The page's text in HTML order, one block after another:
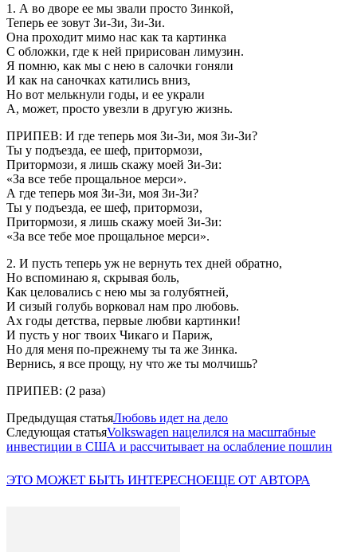
1. А во дворе ее мы звали просто Зинкой,
Теперь ее зовут Зи-Зи, Зи-Зи.
Она проходит мимо нас как та картинка
С обложки, где к ней пририсован лимузин.
Я помню, как мы с нею в салочки гоняли
И как на саночках катились вниз,
Но вот мелькнули годы, и ее украли
А, может, просто увезли в другую жизнь.
ПРИПЕВ: И где теперь моя Зи-Зи, моя Зи-Зи?
Ты у подъезда, ее шеф, притормози,
Притормози, я лишь скажу моей Зи-Зи:
«За все тебе прощальное мерси».
А где теперь моя Зи-Зи, моя Зи-Зи?
Ты у подъезда, ее шеф, притормози,
Притормози, я лишь скажу моей Зи-Зи:
«За все тебе мое прощальное мерси».
2. И пусть теперь уж не вернуть тех дней обратно,
Но вспоминаю я, скрывая боль,
Как целовались с нею мы за голубятней,
И сизый голубь ворковал нам про любовь.
Ах годы детства, первые любви картинки!
И пусть у ног твоих Чикаго и Париж,
Но для меня по-прежнему ты та же Зинка.
Вернись, я все прощу, ну что же ты молчишь?
ПРИПЕВ: (2 раза)
Предыдущая статьяЛюбовь идет на дело
Следующая статьяVolkswagen нацелился на масштабные
инвестиции в США и рассчитывает на ослабление пошлин
ЭТО МОЖЕТ БЫТЬ ИНТЕРЕСНОЕЩЕ ОТ АВТОРА